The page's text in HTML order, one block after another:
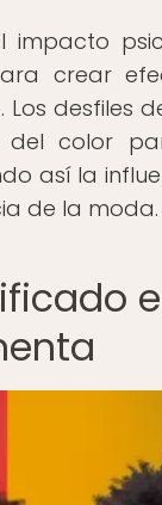
impacto
crear
Los desfiles
del color
así la
de la moda.